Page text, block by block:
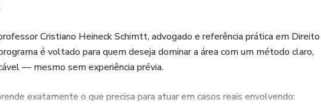
Cristiano Heineck Schimtt, advogado e referência prática em Direito
é voltado para quem deseja dominar a área com um método claro,
— mesmo sem experiência prévia.
exatamente o que precisa para atuar em casos reais envolvendo: